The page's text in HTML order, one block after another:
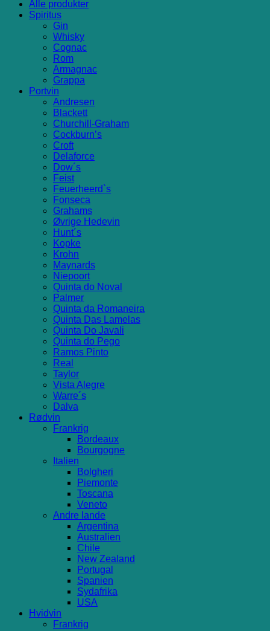
Alle produkter
Spiritus
Gin
Whisky
Cognac
Rom
Armagnac
Grappa
Portvin
Andresen
Blackett
Churchill-Graham
Cockburn’s
Croft
Delaforce
Dow´s
Feist
Feuerheerd`s
Fonseca
Grahams
Øvrige Hedevin
Hunt´s
Kopke
Krohn
Maynards
Niepoort
Quinta do Noval
Palmer
Quinta da Romaneira
Quinta Das Lamelas
Quinta Do Javali
Quinta do Pego
Ramos Pinto
Real
Taylor
Vista Alegre
Warre´s
Dalva
Rødvin
Frankrig
Bordeaux
Bourgogne
Italien
Bolgheri
Piemonte
Toscana
Veneto
Andre lande
Argentina
Australien
Chile
New Zealand
Portugal
Spanien
Sydafrika
USA
Hvidvin
Frankrig